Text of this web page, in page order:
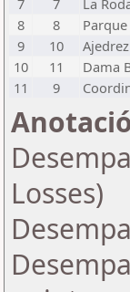
7
7 La
8
8
9
10
10
11 Dama
11
9
Losses)